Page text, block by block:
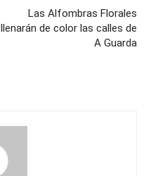
Las Alfombras Florales
llenarán de color las calles de
A Guarda